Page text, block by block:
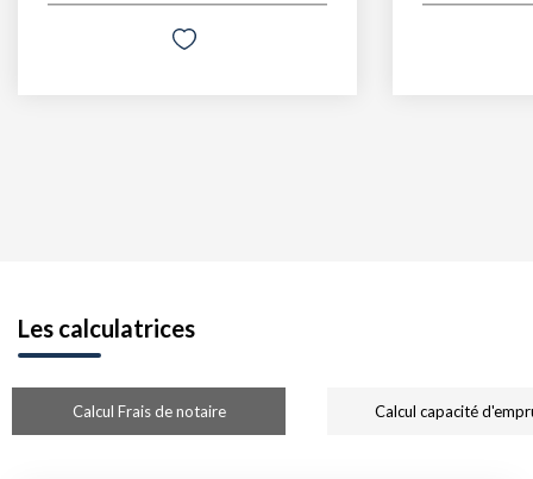
Les calculatrices
Calcul Frais de notaire Calcul capacité